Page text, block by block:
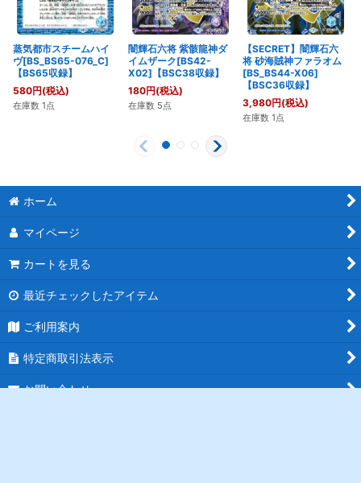
蒸気都市スチームハイ
ヴ[BS_BS65-076_C]
【BS65収録】
580円(税込)
在庫数 1点
闇輝石六将 紫骸龍神ダ
イムザーク[BS42-
X02]【BSC38収録】
180円(税込)
在庫数 5点
【SECRET】闇輝石六
将 砂海賊神ファラオム
[BS_BS44-X06]
【BSC36収録】
3,980円(税込)
在庫数 1点
ホーム
マイページ
カートを見る
最近チェックしたアイテム
ご利用案内
特定商取引法表示
お問い合わせ